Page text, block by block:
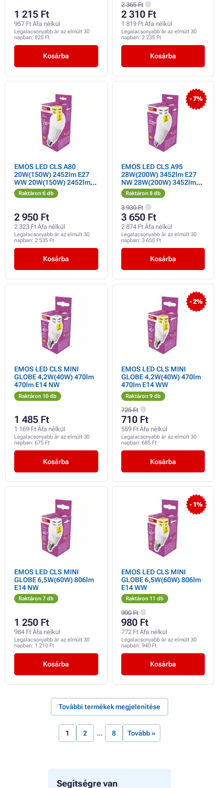
Segítségre van
1 215 Ft
957 Ft Áfa nélkül
Legalacsonyabb ár az elmúlt 30
napban: 825 Ft
Kosárba
2 365 Ft
2 310 Ft
1 819 Ft Áfa nélkül
Legalacsonyabb ár az elmúlt 30
napban: 2 235 Ft
Kosárba
EMOS LED CLS A80
20W(150W) 2452lm E27
WW 20W(150W) 2452lm
E27 WW
Raktáron 6 db
2 950 Ft
2 323 Ft Áfa nélkül
Legalacsonyabb ár az elmúlt 30
napban: 2 535 Ft
Kosárba
- 7%
EMOS LED CLS A95
28W(200W) 3452lm E27
NW 28W(200W) 3452lm
E27 NW
Raktáron 8 db
3 930 Ft
3 650 Ft
2 874 Ft Áfa nélkül
Legalacsonyabb ár az elmúlt 30
napban: 3 650 Ft
Kosárba
EMOS LED CLS MINI
GLOBE 4,2W(40W) 470lm
470lm E14 NW
Raktáron 10 db
1 485 Ft
1 169 Ft Áfa nélkül
Legalacsonyabb ár az elmúlt 30
napban: 675 Ft
Kosárba
- 2%
EMOS LED CLS MINI
GLOBE 4,2W(40W) 470lm
470lm E14 WW
Raktáron 9 db
725 Ft
710 Ft
559 Ft Áfa nélkül
Legalacsonyabb ár az elmúlt 30
napban: 685 Ft
Kosárba
EMOS LED CLS MINI
GLOBE 6,5W(60W) 806lm
E14 NW
Raktáron 7 db
1 250 Ft
984 Ft Áfa nélkül
Legalacsonyabb ár az elmúlt 30
napban: 1 210 Ft
Kosárba
- 1%
EMOS LED CLS MINI
GLOBE 6,5W(60W) 806lm
E14 WW
Raktáron 11 db
990 Ft
980 Ft
772 Ft Áfa nélkül
Legalacsonyabb ár az elmúlt 30
napban: 940 Ft
Kosárba
További termékek megjelenítése
1 2 8 Tovább »